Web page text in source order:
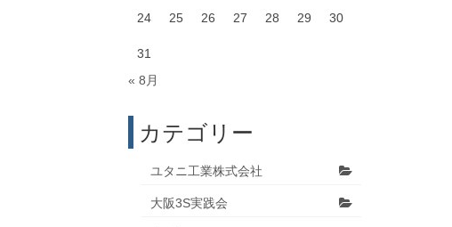
24 25 26 27 28 29 30
31
« 8月
カテゴリー
ユタニ工業株式会社
大阪3S実践会